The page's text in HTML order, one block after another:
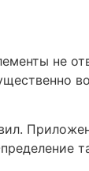
не